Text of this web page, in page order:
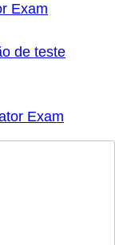
Exam
de teste
Exam